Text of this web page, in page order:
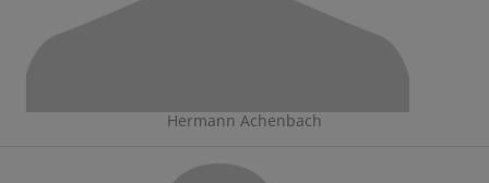
Hermann Achenbach